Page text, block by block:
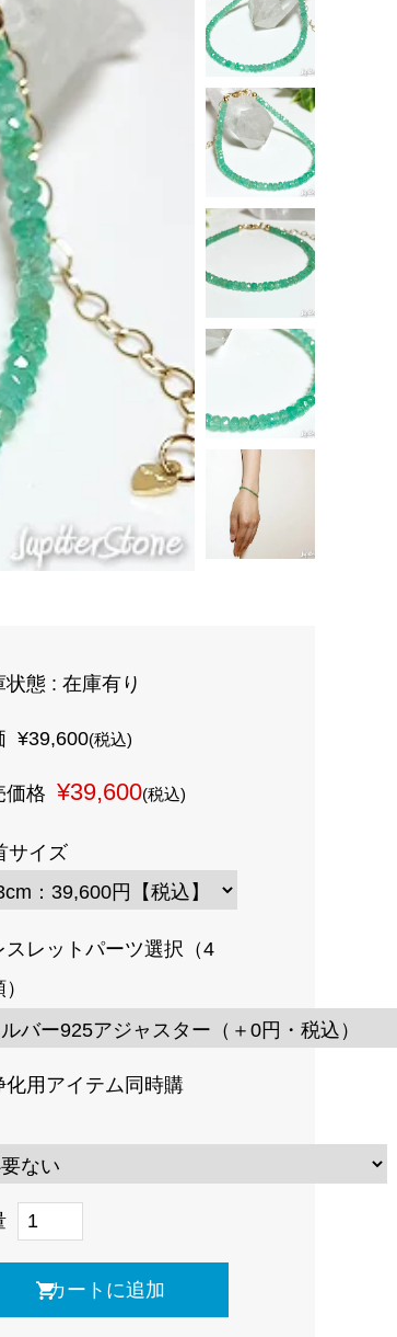
状態 :在庫有り
¥39,600(税込)
価格¥39,600(税込)
サイズ
スレットパーツ選択（4
）
化用アイテム同時購